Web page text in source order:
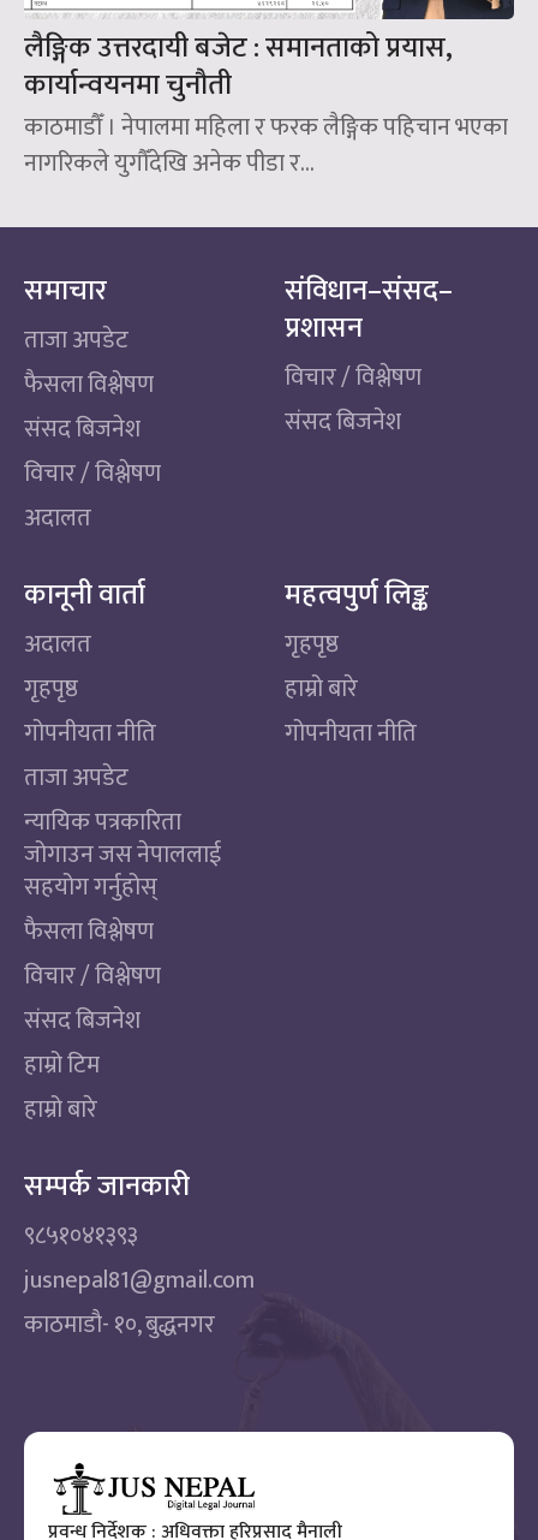
लैङ्गिक उत्तरदायी बजेट : समानताको प्रयास,
कार्यान्वयनमा चुनौती
काठमाडौँ । नेपालमा महिला र फरक लैङ्गिक पहिचान भएका
नागरिकले युगौँदेखि अनेक पीडा र...
समाचार
ताजा अपडेट
फैसला विश्लेषण
संसद बिजनेश
विचार / विश्लेषण
अदालत
संविधान–संसद–
प्रशासन
विचार / विश्लेषण
संसद बिजनेश
कानूनी वार्ता
अदालत
गृहपृष्ठ
गोपनीयता नीति
ताजा अपडेट
न्यायिक पत्रकारिता
जोगाउन जस नेपाललाई
सहयोग गर्नुहोस्
फैसला विश्लेषण
विचार / विश्लेषण
संसद बिजनेश
हाम्रो टिम
हाम्रो बारे
महत्वपुर्ण लिङ्क
गृहपृष्ठ
हाम्रो बारे
गोपनीयता नीति
सम्पर्क जानकारी
९८५१०४१३९३
jusnepal81@gmail.com
काठमाडाै‌- १०, बुद्धनगर
प्रवन्ध निर्देशक : अधिवक्ता हरिप्रसाद मैनाली